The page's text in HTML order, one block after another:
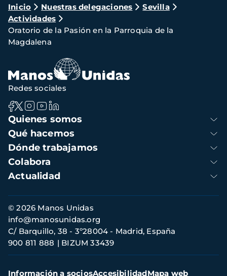
Ruta
de
navegación
Inicio Nuestras delegaciones
Sevilla
Actividades
Oratorio de la Pasión en la Parroquia de la
Magdalena
Navegación
principal
Quienes somos
Qué hacemos
Dónde trabajamos
Colabora
Actualidad
Redes sociales
Información
de
contacto
© 2026 Manos Unidas
C/ Barquillo, 38 - 3º28004 - Madrid, España
900 811 888
BIZUM 33439
info@manosunidas.org
Menú
Información a sociosAccesibilidadMapa web